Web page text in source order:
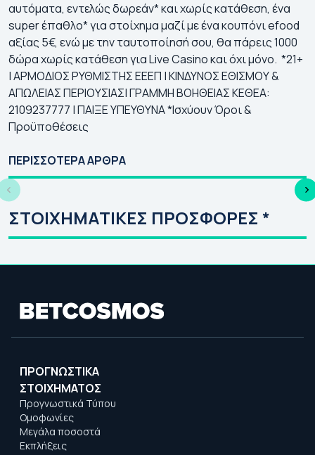
αυτόματα, εντελώς δωρεάν* και χωρίς κατάθεση, ένα
super έπαθλο* για στοίχημα μαζί με ένα κουπόνι efood
αξίας 5€, ενώ με την ταυτοποίησή σου, θα πάρεις 1000
δώρα χωρίς κατάθεση για Live Casino και όχι μόνο. *​21+
| ΑΡΜΟΔΙΟΣ ΡΥΘΜΙΣΤΗΣ ΕΕΕΠ | ΚΙΝΔΥΝΟΣ ΕΘΙΣΜΟΥ &
ΑΠΩΛΕΙΑΣ ΠΕΡΙΟΥΣΙΑΣ| ΓΡΑΜΜΗ ΒΟΗΘΕΙΑΣ ΚΕΘΕΑ:
2109237777 | ΠΑΙΞΕ ΥΠΕΥΘΥΝΑ *Ισχύουν Όροι &
Προϋποθέσεις
ΠΕΡΙΣΣΟΤΕΡΑ ΑΡΘΡΑ
Γιουρόπα Λιγκ 2026-
Αγώνες | Κανάλι
|
ΣΤΟΙΧΗΜΑΤΙΚΕΣ ΠΡΟΣΦΟΡΕΣ *
ΠΡΟΓΝΩΣΤΙΚΑ
ΣΤΟΙΧΗΜΑΤΟΣ
Προγνωστικά Τύπου
Ομοφωνίες
Μεγάλα ποσοστά
Εκπλήξεις